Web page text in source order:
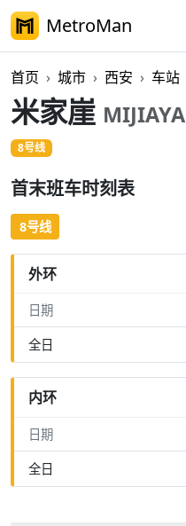
MetroMan
首页 城市 西安 车站
米家崖 MIJIAYA
8号线
首末班车时刻表
8号线
外环
日期
全日
内环
日期
全日